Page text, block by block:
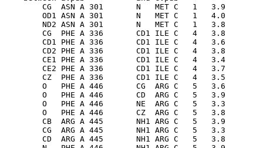
CG  ASN A 301       N   MET C   1   3.9
OD1 ASN A 301       N   MET C   1   4.0
ND2 ASN A 301       N   MET C   1   3.8
CG  PHE A 336       CD1 ILE C   4   3.8
CD1 PHE A 336       CD1 ILE C   4   3.6
CD2 PHE A 336       CD1 ILE C   4   3.8
CE1 PHE A 336       CD1 ILE C   4   3.4
CE2 PHE A 336       CD1 ILE C   4   3.7
CZ  PHE A 336       CD1 ILE C   4   3.5
O   PHE A 446       CG  ARG C   5   3.6
O   PHE A 446       CD  ARG C   5   3.9
O   PHE A 446       NE  ARG C   5   3.3
O   PHE A 446       CZ  ARG C   5   3.8
CB  ARG A 445       NH1 ARG C   5   3.9
CG  ARG A 445       NH1 ARG C   5   3.3
CD  ARG A 445       NH1 ARG C   5   3.8